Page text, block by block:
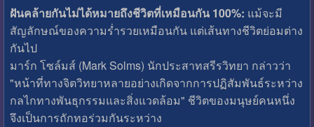
ฝันคล้ายกันไม่ได้หมายถึงชีวิตที่เหมือนกัน 100%: แม้จะมี
สัญลักษณ์ของความร่ำรวยเหมือนกัน แต่เส้นทางชีวิตย่อมต่าง
กันไป
มาร์ก โซล์มส์ (Mark Solms) นักประสาทสรีรวิทยา กล่าวว่า
"หน้าที่ทางจิตวิทยาหลายอย่างเกิดจากการปฏิสัมพันธ์ระหว่าง
กลไกทางพันธุกรรมและสิ่งแวดล้อม" ชีวิตของมนุษย์คนหนึ่ง
จึงเป็นการถักทอร่วมกันระหว่าง